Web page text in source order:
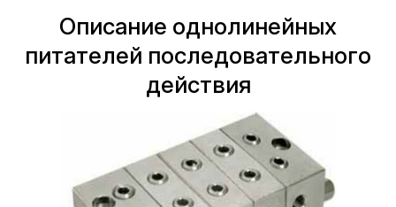
Описание однолинейных
питателей последовательного
действия